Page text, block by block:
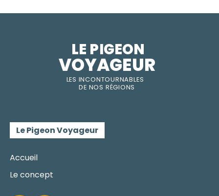
LES INCONTOURNABLES
DE NOS RÉGIONS
LE PIGEON
VOYAGEUR
Le Pigeon Voyageur
Accueil
Le concept